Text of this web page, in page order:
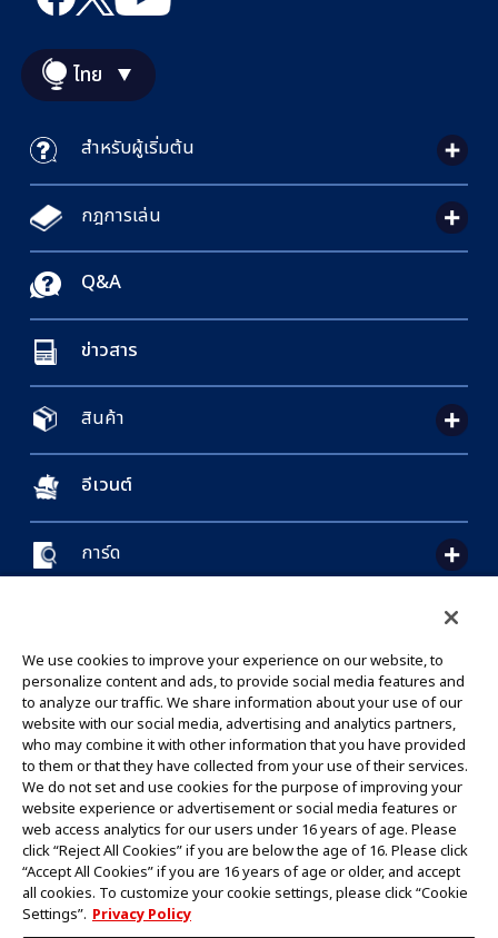
ไทย
สำหรับผู้เริ่มต้น
กฎการเล่น
Q&A
ข่าวสาร
สินค้า
อีเวนต์
การ์ด
GLOBAL ENTRANCE
©Eiichiro Oda/Shueisha
©Eiichiro Oda/Shueisha, Toei Animation
ห้ามคัดลอกรูปภาพ,ข้อความและข้อมูลทั้งหมดในเว็บไซต์นี้โดยไม่ได้รับอนุญาต
โปรดทราบว่ารูปภาพในเว็บไซต์นี้อาจแตกต่างจากสินค้าจริงที่อยู่ระหว่างการพัฒนา
*Apple และโลโก้ Apple เป็นเครื่องหมายการค้าของบริษัท Apple Inc.
*Google Play และโลโก้ Google Play เป็นเครื่องหมายการค้าหรือจดทะเบียน
We use cookies to improve your experience on our website, to
personalize content and ads, to provide social media features and
to analyze our traffic. We share information about your use of our
website with our social media, advertising and analytics partners,
who may combine it with other information that you have provided
to them or that they have collected from your use of their services.
We do not set and use cookies for the purpose of improving your
website experience or advertisement or social media features or
web access analytics for our users under 16 years of age. Please
click “Reject All Cookies” if you are below the age of 16. Please click
“Accept All Cookies” if you are 16 years of age or older, and accept
all cookies. To customize your cookie settings, please click “Cookie
Settings”. Privacy Policy